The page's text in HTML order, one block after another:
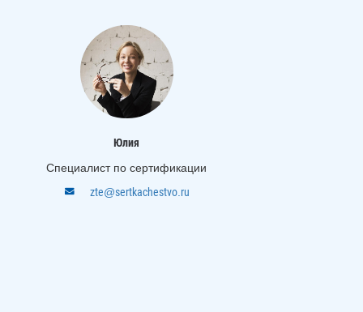
Юлия
Специалист по сертификации
zte@sertkachestvo.ru